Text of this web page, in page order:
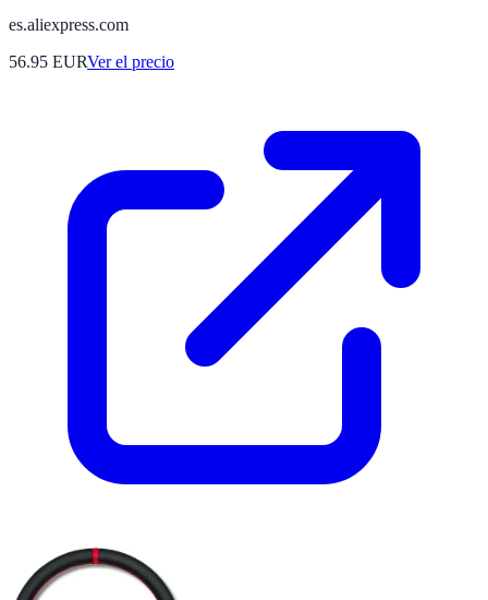
es.aliexpress.com
56.95 EURVer el precio